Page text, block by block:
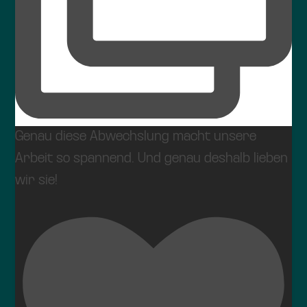
Genau diese Abwechslung macht unsere
Arbeit so spannend. Und genau deshalb lieben
wir sie!